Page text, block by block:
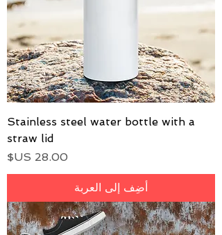
Stainless steel water bottle with a
straw lid
السعر
أضِف إلى العربة